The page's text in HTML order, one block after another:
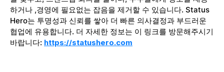
하거나 ,경영에 필요없는 잡음을 제거할 수 있습니다. Status
Hero는 투명성과 신뢰를 쌓아 더 빠른 의사결정과 부드러운
협업에 유용합니다. 더 자세한 정보는 이 링크를 방문해주시기
바랍니다: https://statushero.com